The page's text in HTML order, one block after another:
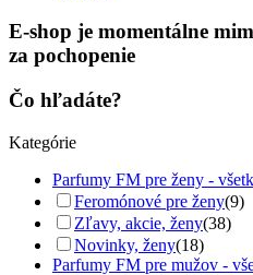
E-shop je momentálne
za pochopenie
Čo hľadáte?
Kategórie
Parfumy FM pre ženy -
Feromónové pre ženy(9)
Zľavy, akcie, ženy(38)
Novinky, ženy(18)
Parfumy FM pre mužov -